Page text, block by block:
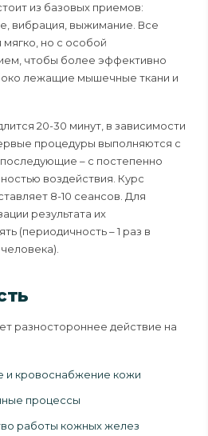
из базовых приемов:
вибрация, выжимание. Все
но с особой
чтобы более эффективно
лежащие мышечные ткани и
20-30 минут, в зависимости
процедуры выполняются с
– с постепенно
воздействия. Курс
8-10 сеансов. Для
результата их
(периодичность – 1 раз в
разностороннее действие на
и кровоснабжение кожи
процессы
работы кожных желез